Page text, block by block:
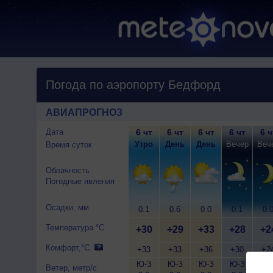
Погода по аэропорту Бедфорд
АВИАПРОГНОЗ
Дата
Время суток
Облачность
Погодные явления
Осадки, мм
Температура °C
Комфорт,°C
Ветер, метр/с
6 чт
Утро
0.1
+30
+33
Ю-З
6 чт
День
0.6
+29
+33
Ю-З
6 чт
День
0.0
+33
+36
Ю-З
6 чт
Вечер
0.1
+28
+30
Ю-З
6
0.0